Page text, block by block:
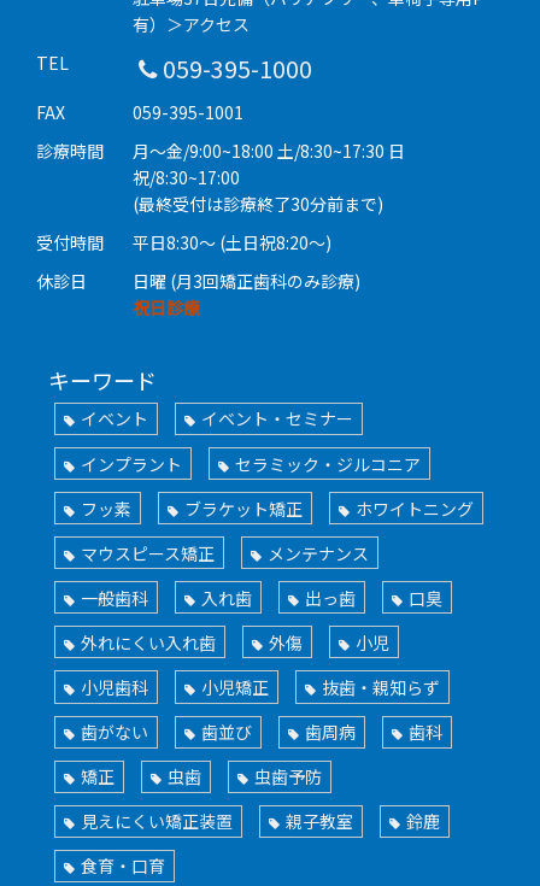
有） ＞アクセス
TEL
059-395-1000
FAX
059-395-1001
診療時間
月〜金/9:00~18:00 土/8:30~17:30 日
祝/8:30~17:00
(最終受付は診療終了30分前まで)
受付時間
平日8:30〜 (土日祝8:20〜)
休診日
日曜 (月3回矯正歯科のみ診療)
祝日診療
キーワード
イベント
イベント・セミナー
インプラント
セラミック・ジルコニア
フッ素
ブラケット矯正
ホワイトニング
マウスピース矯正
メンテナンス
一般歯科
入れ歯 出っ歯
口臭
外れにくい入れ歯
外傷
小児
小児歯科
小児矯正
抜歯・親知らず
歯がない
歯並び 歯周病
歯科
矯正
虫歯
虫歯予防
見えにくい矯正装置
親子教室
鈴鹿
食育・口育